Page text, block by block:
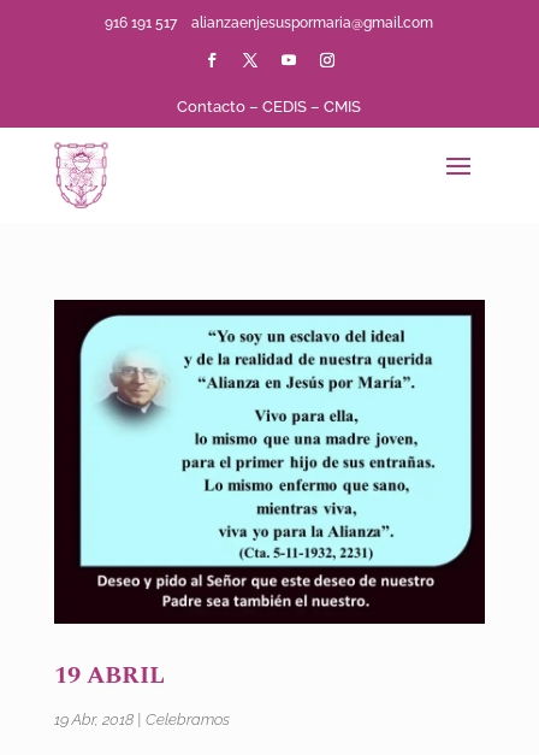
916 191 517alianzaenjesuspormaria@gmail.com
Contacto –CEDIS –CMIS
19 ABRIL
19 Abr, 2018| Celebramos